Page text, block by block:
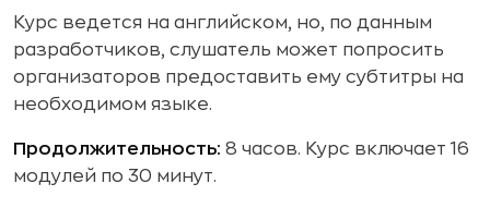
Курс ведется на английском, но, по данным
разработчиков, слушатель может попросить
организаторов предоставить ему субтитры на
необходимом языке.
Продолжительность: 8 часов. Курс включает 16
модулей по 30 минут.